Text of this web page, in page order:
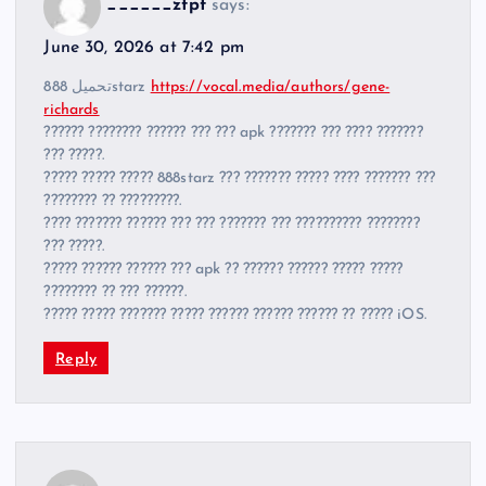
______ztpt says:
June 30, 2026 at 7:42 pm
تحميل 888starz https://vocal.media/authors/gene-
richards
?????? ???????? ?????? ??? ??? apk ??????? ??? ???? ???????
??? ?????.
????? ????? ????? 888starz ??? ??????? ????? ???? ??????? ???
???????? ?? ?????????.
???? ??????? ?????? ??? ??? ??????? ??? ?????????? ????????
??? ?????.
????? ?????? ?????? ??? apk ?? ?????? ?????? ????? ?????
???????? ?? ??? ??????.
????? ????? ??????? ????? ?????? ?????? ?????? ?? ????? iOS.
Reply